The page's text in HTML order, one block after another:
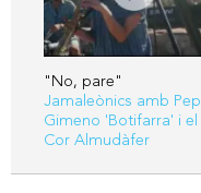
"No, pare"
Jamaleònics amb Pep
Gimeno 'Botifarra' i el
Cor Almudàfer